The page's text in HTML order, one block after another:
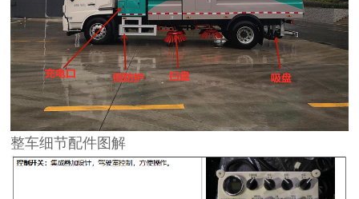
整车细节配件图解